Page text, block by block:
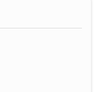
305+SPF
MFP 135w WiFi